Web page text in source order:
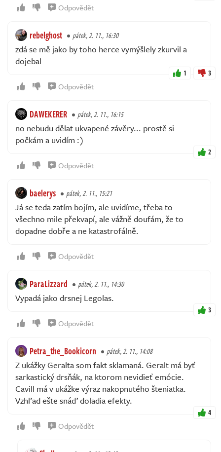
Odpovědět
rebelghost pátek, 2. 11., 16:30
zdá se mě jako by toho herce vymýšlely zkurvil a
dojebal
1 3
Odpovědět
DAWEKERER pátek, 2. 11., 16:15
no nebudu dělat ukvapené závěry... prostě si
počkám a uvidím :)
2
Odpovědět
baelerys pátek, 2. 11., 15:21
Já se teda zatím bojím, ale uvidíme, třeba to
všechno mile překvapí, ale vážně doufám, že to
dopadne dobře a ne katastrofálně.
Odpovědět
ParaLizzard pátek, 2. 11., 14:30
Vypadá jako drsnej Legolas.
3
Odpovědět
Petra_the_Bookicorn pátek, 2. 11., 14:08
Z ukážky Geralta som fakt sklamaná. Geralt má byť
sarkastický drsňák, na ktorom nevidieť emócie.
Cavill má v ukážke výraz nakopnutého šteniatka.
Vzhľad ešte snáď doladia efekty.
4
Odpovědět